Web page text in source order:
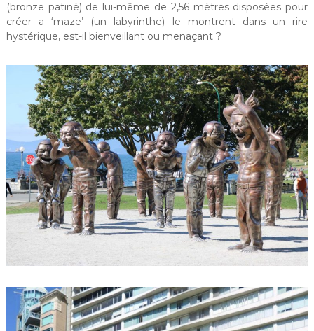
(bronze patiné) de lui-même de 2,56 mètres disposées pour
créer a ‘maze’ (un labyrinthe) le montrent dans un rire
hystérique, est-il bienveillant ou menaçant ?